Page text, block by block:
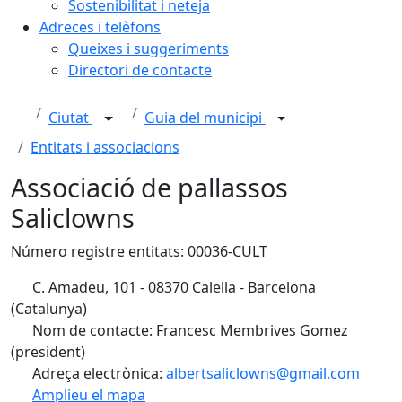
Sostenibilitat i neteja
Adreces i telèfons
Queixes i suggeriments
Directori de contacte
Ciutat
Guia del municipi
Entitats i associacions
Associació de pallassos
Saliclowns
Número registre entitats: 00036-CULT
C. Amadeu, 101 - 08370 Calella - Barcelona
(Catalunya)
Nom de contacte: Francesc Membrives Gomez
(president)
Adreça electrònica: albertsaliclowns@gmail.com
Amplieu el mapa